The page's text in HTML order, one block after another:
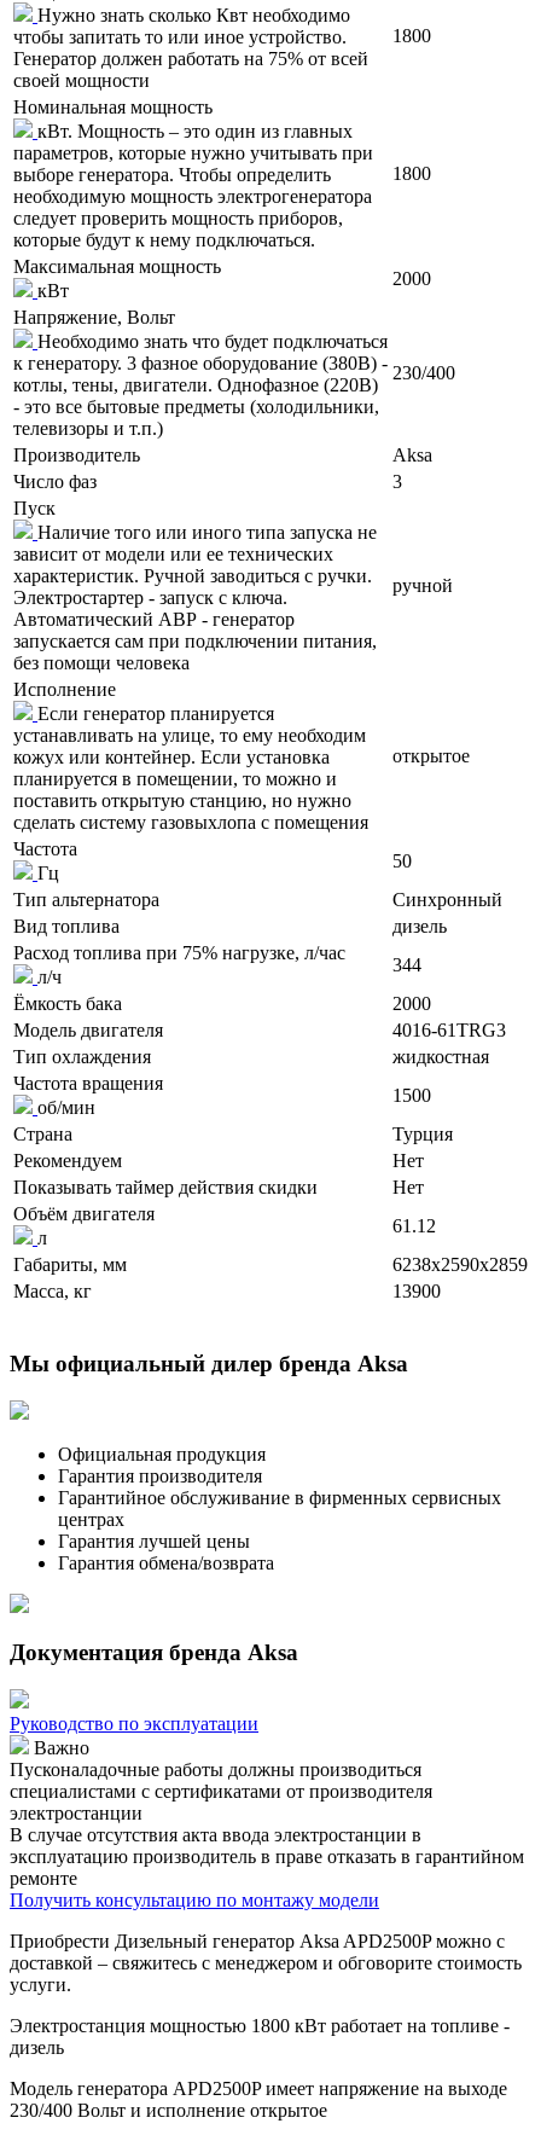
Нужно знать сколько Квт необходимо
чтобы запитать то или иное устройство.
Генератор должен работать на 75% от всей
своей мощности
1800
Номинальная мощность
кВт. Мощность – это один из главных
параметров, которые нужно учитывать при
выборе генератора. Чтобы определить
необходимую мощность электрогенератора
следует проверить мощность приборов,
которые будут к нему подключаться.
1800
Максимальная мощность
кВт
2000
Напряжение, Вольт
Необходимо знать что будет подключаться
к генератору. 3 фазное оборудование (380В) -
котлы, тены, двигатели. Однофазное (220В)
- это все бытовые предметы (холодильники,
телевизоры и т.п.)
230/400
Производитель
Aksa
Число фаз
3
Пуск
Наличие того или иного типа запуска не
зависит от модели или ее технических
характеристик. Ручной заводиться с ручки.
Электростартер - запуск с ключа.
Автоматический АВР - генератор
запускается сам при подключении питания,
без помощи человека
ручной
Исполнение
Если генератор планируется
устанавливать на улице, то ему необходим
кожух или контейнер. Если установка
планируется в помещении, то можно и
поставить открытую станцию, но нужно
сделать систему газовыхлопа с помещения
открытое
Частота
Гц
50
Тип альтернатора
Синхронный
Вид топлива
дизель
Расход топлива при 75% нагрузке, л/час
л/ч
344
Ёмкость бака
2000
Модель двигателя
4016-61TRG3
Тип охлаждения
жидкостная
Частота вращения
об/мин
1500
Страна
Турция
Рекомендуем
Нет
Показывать таймер действия скидки
Нет
Объём двигателя
л
61.12
Габариты, мм
6238x2590x2859
Масса, кг
13900
Мы официальный дилер бренда Aksa
Официальная продукция
Гарантия производителя
Гарантийное обслуживание в фирменных сервисных
центрах
Гарантия лучшей цены
Гарантия обмена/возврата
Документация бренда Aksa
Руководство по эксплуатации
Важно
Пусконаладочные работы должны производиться
специалистами с сертификатами от производителя
электростанции
В случае отсутствия акта ввода электростанции в
эксплуатацию производитель в праве отказать в гарантийном
ремонте
Получить консультацию по монтажу модели
Приобрести Дизельный генератор Aksa APD2500P можно с
доставкой – свяжитесь с менеджером и обговорите стоимость
услуги.
Электростанция мощностью 1800 кВт работает на топливе -
дизель
Модель генератора APD2500P имеет напряжение на выходе
230/400 Вольт и исполнение открытое